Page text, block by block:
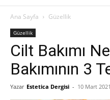
Ana Sayfa Güzellik
Güzellik
Cilt Bakımı
Bakımının 3
Yazar Estetica Dergisi - 10 Mart 2021